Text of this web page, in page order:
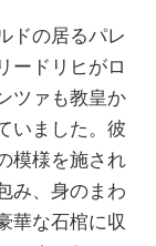
ドの居るパレ
ードリヒがロ
ツァも教皇か
いました。彼
模様を施され
み、身のまわ
華な石棺に収